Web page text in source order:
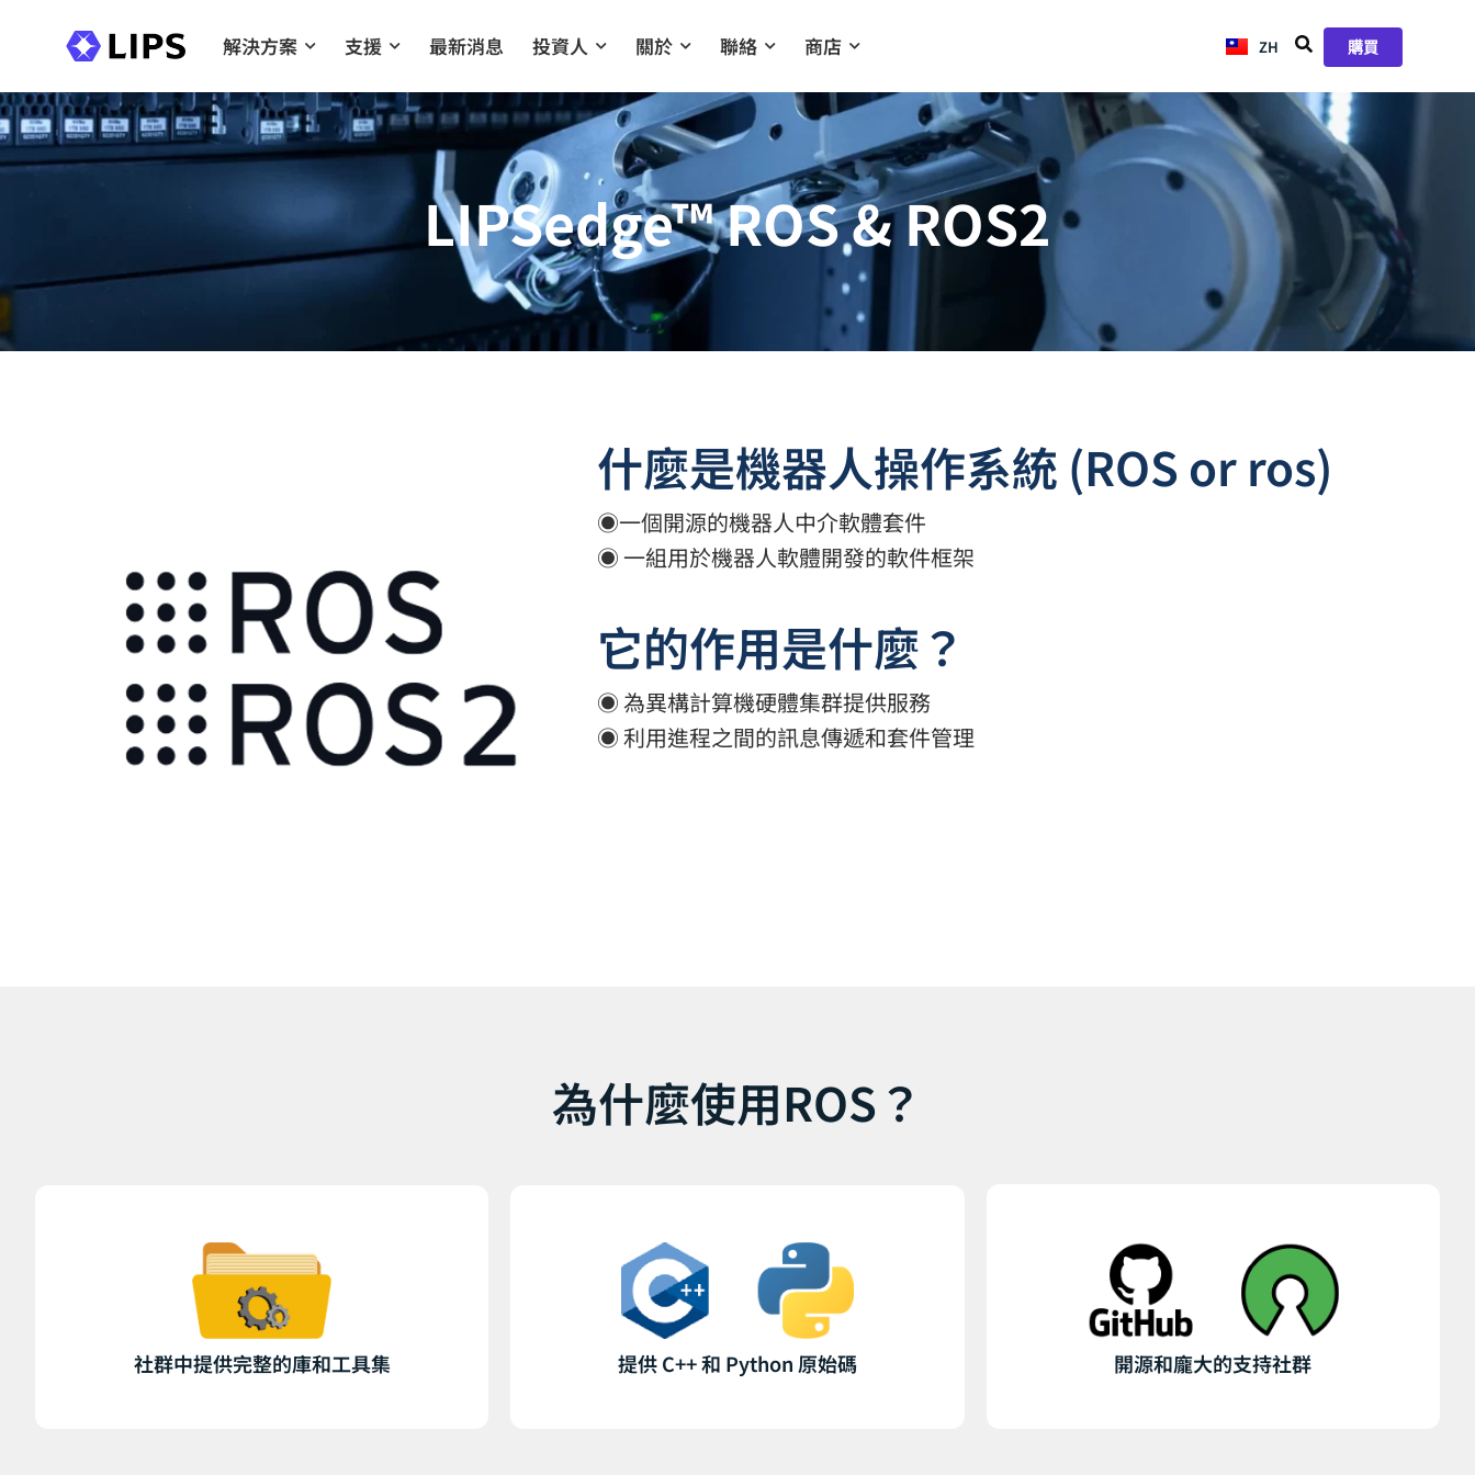
解決方案 支援 最新消息 投資人 關於 聯絡 商店 ZH
JA 購買
LIPSedge™ ROS & ROS2
什麼是機器人操作系統 (ROS or ros)
◉一個開源的機器人中介軟體套件
◉ 一組用於機器人軟體開發的軟件框架
它的作用是什麼？
◉ 為異構計算機硬體集群提供服務
◉ 利用進程之間的訊息傳遞和套件管理
為什麼使用ROS？
社群中提供完整的庫和工具集 提供 C++ 和 Python 原始碼 開源和龐大的支持社群